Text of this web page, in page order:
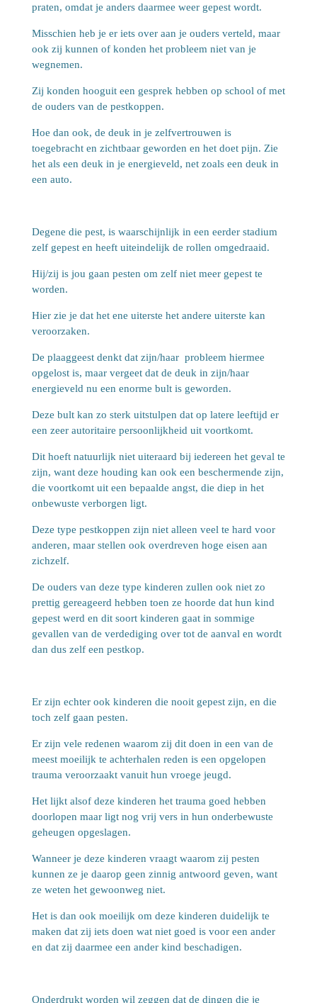
praten, omdat je anders daarmee weer gepest wordt.
Misschien heb je er iets over aan je ouders verteld, maar
ook zij kunnen of konden het probleem niet van je
wegnemen.
Zij konden hooguit een gesprek hebben op school of met
de ouders van de pestkoppen.
Hoe dan ook, de deuk in je zelfvertrouwen is
toegebracht en zichtbaar geworden en het doet pijn. Zie
het als een deuk in je energieveld, net zoals een deuk in
een auto.
Degene die pest, is waarschijnlijk in een eerder stadium
zelf gepest en heeft uiteindelijk de rollen omgedraaid.
Hij/zij is jou gaan pesten om zelf niet meer gepest te
worden.
Hier zie je dat het ene uiterste het andere uiterste kan
veroorzaken.
De plaaggeest denkt dat zijn/haar probleem hiermee
opgelost is, maar vergeet dat de deuk in zijn/haar
energieveld nu een enorme bult is geworden.
Deze bult kan zo sterk uitstulpen dat op latere leeftijd er
een zeer autoritaire persoonlijkheid uit voortkomt.
Dit hoeft natuurlijk niet uiteraard bij iedereen het geval te
zijn, want deze houding kan ook een beschermende zijn,
die voortkomt uit een bepaalde angst, die diep in het
onbewuste verborgen ligt.
Deze type pestkoppen zijn niet alleen veel te hard voor
anderen, maar stellen ook overdreven hoge eisen aan
zichzelf.
De ouders van deze type kinderen zullen ook niet zo
prettig gereageerd hebben toen ze hoorde dat hun kind
gepest werd en dit soort kinderen gaat in sommige
gevallen van de verdediging over tot de aanval en wordt
dan dus zelf een pestkop.
Er zijn echter ook kinderen die nooit gepest zijn, en die
toch zelf gaan pesten.
Er zijn vele redenen waarom zij dit doen in een van de
meest moeilijk te achterhalen reden is een opgelopen
trauma veroorzaakt vanuit hun vroege jeugd.
Het lijkt alsof deze kinderen het trauma goed hebben
doorlopen maar ligt nog vrij vers in hun onderbewuste
geheugen opgeslagen.
Wanneer je deze kinderen vraagt waarom zij pesten
kunnen ze je daarop geen zinnig antwoord geven, want
ze weten het gewoonweg niet.
Het is dan ook moeilijk om deze kinderen duidelijk te
maken dat zij iets doen wat niet goed is voor een ander
en dat zij daarmee een ander kind beschadigen.
Onderdrukt worden wil zeggen dat de dingen die je